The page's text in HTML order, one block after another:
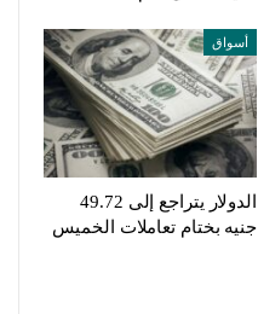
أسواق
الدولار يتراجع إلى 49.72
جنيه بختام تعاملات الخميس